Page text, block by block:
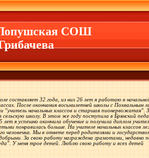
СОШ
составляет 32 года, из них 26 лет я работаю в
После окончания восьмилетней школы с Похвальным
"учитель начальных классов и старшая пионервожатая".
школу. В этом же году поступила в Брянский
5 лет я успешно окончила обучение и получила диплом
понравилась больше. На учителе начальных классов
человечка. Мы в ответе перед родителями и
За свою работу награждена грамотами, недавно
У меня трое детей. Люблю свою работу и всех детей